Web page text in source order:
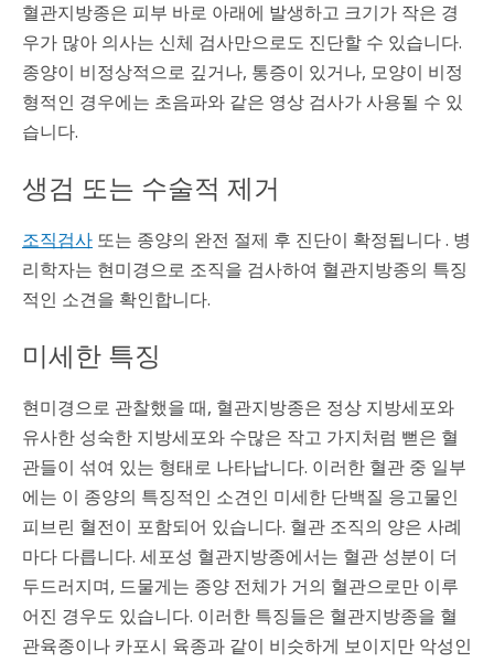
혈관지방종은 피부 바로 아래에 발생하고 크기가 작은 경
우가 많아 의사는 신체 검사만으로도 진단할 수 있습니다.
종양이 비정상적으로 깊거나, 통증이 있거나, 모양이 비정
형적인 경우에는 초음파와 같은 영상 검사가 사용될 수 있
습니다.
생검 또는 수술적 제거
조직검사 또는 종양의 완전 절제 후 진단이 확정됩니다 . 병
리학자는 현미경으로 조직을 검사하여 혈관지방종의 특징
적인 소견을 확인합니다.
미세한 특징
현미경으로 관찰했을 때, 혈관지방종은 정상 지방세포와
유사한 성숙한 지방세포와 수많은 작고 가지처럼 뻗은 혈
관들이 섞여 있는 형태로 나타납니다. 이러한 혈관 중 일부
에는 이 종양의 특징적인 소견인 미세한 단백질 응고물인
피브린 혈전이 포함되어 있습니다. 혈관 조직의 양은 사례
마다 다릅니다. 세포성 혈관지방종에서는 혈관 성분이 더
두드러지며, 드물게는 종양 전체가 거의 혈관으로만 이루
어진 경우도 있습니다. 이러한 특징들은 혈관지방종을 혈
관육종이나 카포시 육종과 같이 비슷하게 보이지만 악성인